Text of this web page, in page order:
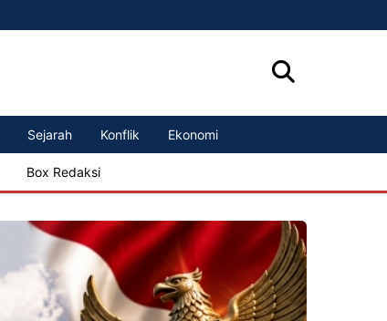
Sejarah Konflik Ekonomi
Box Redaksi